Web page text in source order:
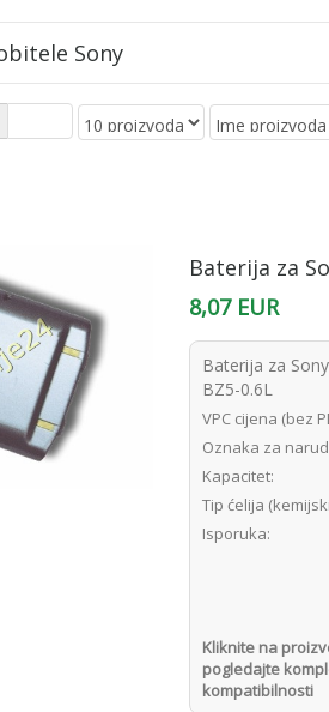
Sony
Baterija za
8,07 EUR
Baterija za
BZ5-0.6L
VPC cijena (bez
Oznaka za
Kapacitet:
Tip ćelija
Isporuka:
Kliknite na
pogledajte
kompatibilnosti